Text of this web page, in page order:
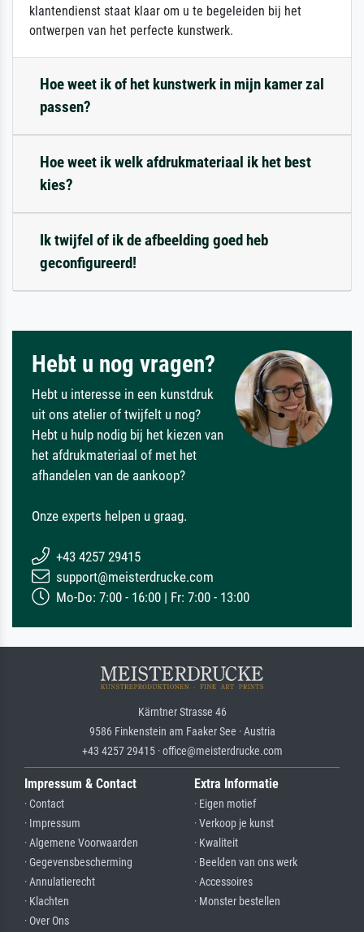
klantendienst staat klaar om u te begeleiden bij het
ontwerpen van het perfecte kunstwerk.
Hoe weet ik of het kunstwerk in mijn kamer zal
passen?
Hoe weet ik welk afdrukmateriaal ik het best
kies?
Ik twijfel of ik de afbeelding goed heb
geconfigureerd!
Hebt u nog vragen?
Hebt u interesse in een kunstdruk
uit ons atelier of twijfelt u nog?
Hebt u hulp nodig bij het kiezen van
het afdrukmateriaal of met het
afhandelen van de aankoop?
Onze experts helpen u graag.
+43 4257 29415
support@meisterdrucke.com
Mo-Do: 7:00 - 16:00 | Fr: 7:00 - 13:00
Kärntner Strasse 46
9586 Finkenstein am Faaker See · Austria
+43 4257 29415 · office@meisterdrucke.com
Impressum & Contact
· Contact
· Impressum
· Algemene Voorwaarden
· Gegevensbescherming
· Annulatierecht
· Klachten
· Over Ons
Extra Informatie
· Eigen motief
· Verkoop je kunst
· Kwaliteit
· Beelden van ons werk
· Accessoires
· Monster bestellen